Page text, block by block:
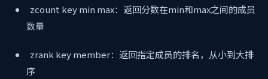
zcount key min max：返回分数在min和max之间的成员
数量
zrank key member：返回指定成员的排名，从小到大排
序